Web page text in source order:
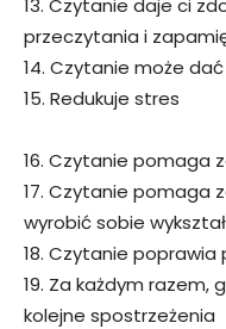
13. Czytanie daje ci
przeczytania i
14. Czytanie może
15. Redukuje stres
16. Czytanie pomaga
17. Czytanie pomaga
wyrobić sobie
18. Czytanie poprawia
19. Za każdym razem,
kolejne spostrzeżenia